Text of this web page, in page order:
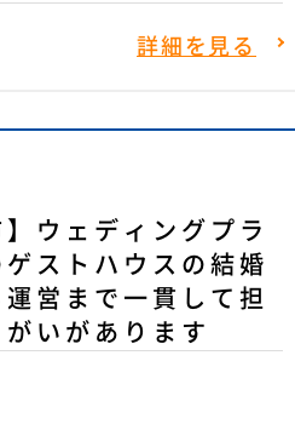
詳細を見る
】ウェディングプラ
ストハウスの結婚
営まで一貫して担
いがあります